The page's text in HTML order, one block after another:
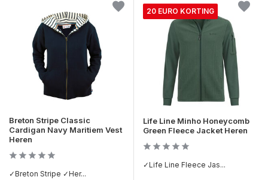
Breton Stripe Classic
Cardigan Navy Maritiem Vest
Heren
✓Breton Stripe ✓Her...
20 EURO KORTING
Life Line Minho Honeycomb
Green Fleece Jacket Heren
✓Life Line Fleece Jas...